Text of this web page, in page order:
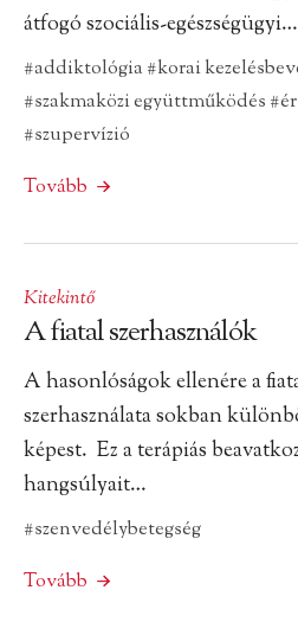
átfogó szociális-egészségügyi…
#addiktológia #korai
#szakmaközi együttműködés
#szupervízió
Tovább
Kitekintő
A fiatal szerhasználók
A hasonlóságok ellenére a
szerhasználata sokban
képest. Ez a terápiás
hangsúlyait…
#szenvedélybetegség
Tovább